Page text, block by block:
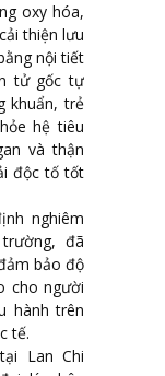
oxy hóa,
thiện lưu
nội tiết
tử gốc tự
khuẩn, trẻ
hệ tiêu
và thận
độc tố tốt
nghiêm
đã
bảo độ
cho người
hành trên
tế.
Lan Chi